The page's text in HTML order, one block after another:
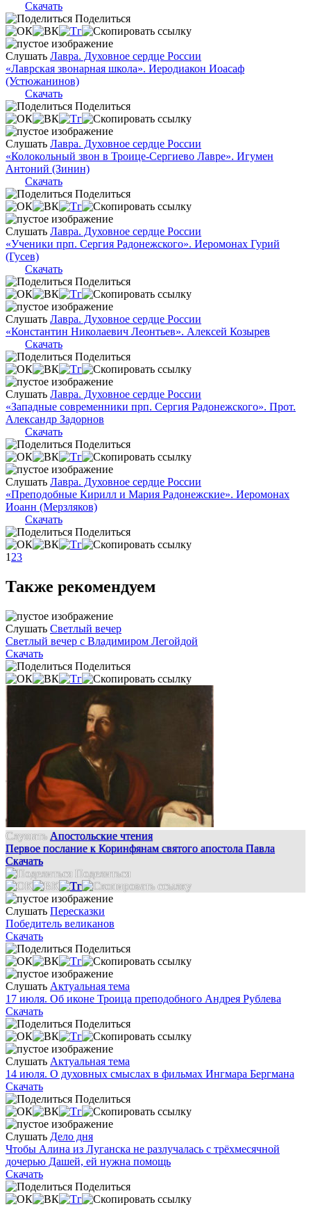
Скачать
Поделиться
Слушать Лавра. Духовное сердце России
«Лаврская звонарная школа». Иеродиакон Иоасаф
(Устюжанинов)
Скачать
Поделиться
Слушать Лавра. Духовное сердце России
«Колокольный звон в Троице-Сергиево Лавре». Игумен
Антоний (Зинин)
Скачать
Поделиться
Слушать Лавра. Духовное сердце России
«Ученики прп. Сергия Радонежского». Иеромонах Гурий
(Гусев)
Скачать
Поделиться
Слушать Лавра. Духовное сердце России
«Константин Николаевич Леонтьев». Алексей Козырев
Скачать
Поделиться
Слушать Лавра. Духовное сердце России
«Западные современники прп. Сергия Радонежского». Прот.
Александр Задорнов
Скачать
Поделиться
Слушать Лавра. Духовное сердце России
«Преподобные Кирилл и Мария Радонежские». Иеромонах
Иоанн (Мерзляков)
Скачать
Поделиться
1 23
Также рекомендуем
Слушать Светлый вечер
Светлый вечер с Владимиром Легойдой
Скачать
Поделиться
Слушать Апостольские чтения
Первое послание к Коринфянам святого апостола Павла
Скачать
Поделиться
Слушать Пересказки
Победитель великанов
Скачать
Поделиться
Слушать Актуальная тема
17 июля. Об иконе Троица преподобного Андрея Рублева
Скачать
Поделиться
Слушать Актуальная тема
14 июля. О духовных смыслах в фильмах Ингмара Бергмана
Скачать
Поделиться
Слушать Дело дня
Чтобы Алина из Луганска не разлучалась с трёхмесячной
дочерью Дашей, ей нужна помощь
Скачать
Поделиться